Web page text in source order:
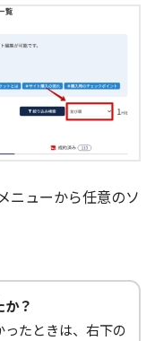
ニューから任意のソ
？
たときは、右下の